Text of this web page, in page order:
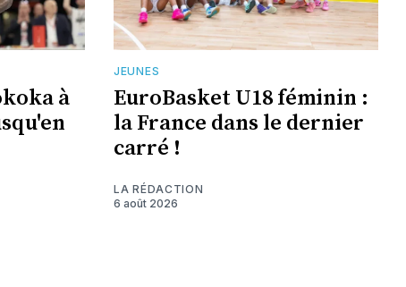
à
JEUNES
EuroBasket U18 féminin :
la France dans le dernier
carré !
LA RÉDACTION
6 août 2026